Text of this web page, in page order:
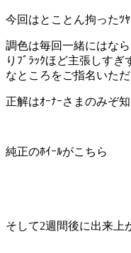
今回はとことん拘ったﾂﾔ
調色は毎回一緒にはな
りﾌﾞﾗｯｸほど主張しすぎ
なところをご指名いた
正解はｵｰﾅｰさまのみぞ
純正のﾎｲｰﾙがこちら
そして2週間後に出来上